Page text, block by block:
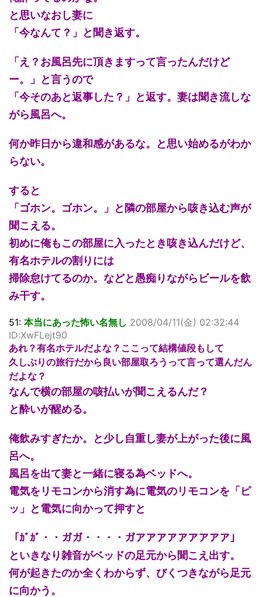
と思いなおし妻に
「今なんて？」と聞き返す。
「え？お風呂先に頂きますって言ったんだけど
ー。」と言うので
「今そのあと返事した？」と返す。妻は聞き流しな
がら風呂へ。
何か昨日から違和感があるな。と思い始めるがわか
らない。
すると
「ゴホン。ゴホン。」と隣の部屋から咳き込む声が
聞こえる。
初めに俺もこの部屋に入ったとき咳き込んだけど、
有名ホテルの割りには
掃除怠けてるのか。などと愚痴りながらビールを飲
み干す。
51: 本当にあった怖い名無し 2008/04/11(金) 02:32:44
ID:XwFLejt90
あれ？有名ホテルだよな？ここって結構値段もして
久しぶりの旅行だから良い部屋取ろうって言って選んだん
だよな？
なんで横の部屋の咳払いが聞こえるんだ？
と酔いが醒める。
俺飲みすぎたか。と少し自重し妻が上がった後に風
呂へ。
風呂を出て妻と一緒に寝る為ベッドへ。
電気をリモコンから消す為に電気のリモコンを「ピ
ッ」と電気に向かって押すと
「ｶﾞｶﾞ・・ガガ・・・・ガアアアアアアアアア」
といきなり雑音がベッドの足元から聞こえ出す。
何が起きたのか全くわからず、びくつきながら足元
に向かう。